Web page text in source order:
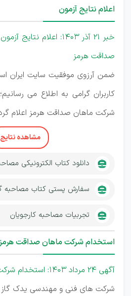
اعلام نتایج آزمون
خبر 21 آذر 1403: اعلام
صداقت هرمز
ضمن آرزوی موفقیت سایت ایران
کاربران گرامی به اطلاع می
شرکت ماهان صداقت هرمز اعلام
مشاهده نتایج
دانلود کتاب الکترونیکی
سفارش پستی کتاب مصاحبه
تجربیات مصاحبه کارجویان
استخدام شرکت ماهان صداقت
آگهی 24 مرداد 1403: استخدام شرکت ماهان صداقت هرمز
شركت های فنی و مهندسی یدک